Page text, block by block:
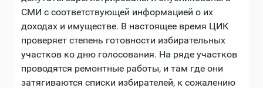
СМИ с соответствующей информацией о их
доходах и имуществе. В настоящее время ЦИК
проверяет степень готовности избирательных
участков ко дню голосования. На ряде участков
проводятся ремонтные работы, и там где они
затягиваются списки избирателей, к сожалению